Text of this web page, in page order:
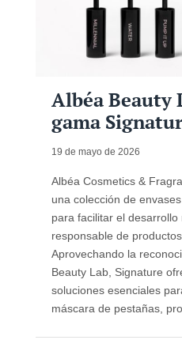
Albéa Beauty
gama
19 de mayo de 2026
Albéa Cosmetics &
una colección de
para facilitar el desarrollo
responsable de
Aprovechando la
Beauty Lab, Signature
soluciones esenciales
máscara de pestañas,